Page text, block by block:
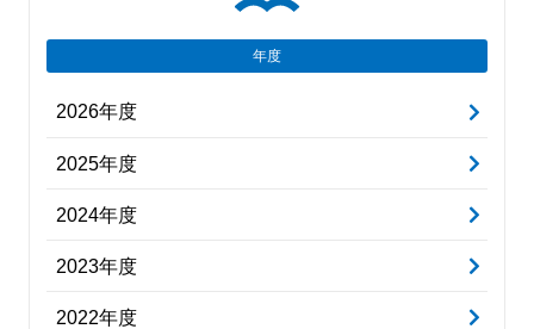
年度
2026年度
2025年度
2024年度
2023年度
2022年度